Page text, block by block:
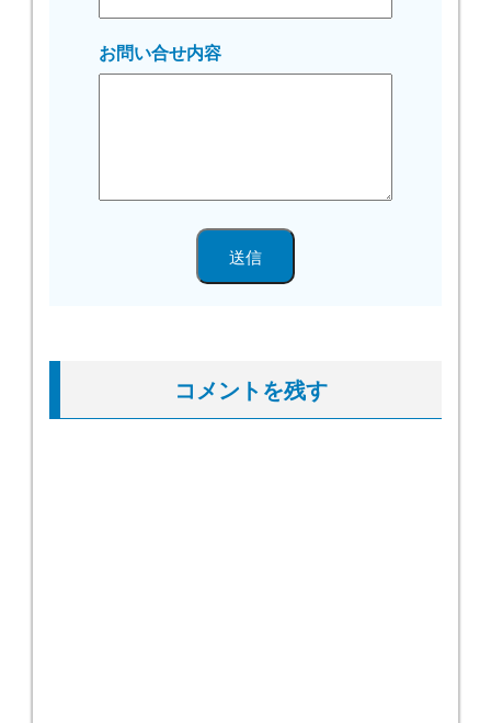
お問い合せ内容
コメントを残す